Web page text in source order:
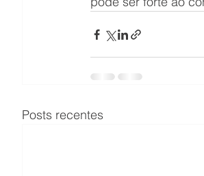
Posts recentes